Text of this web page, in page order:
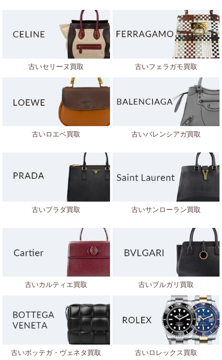
古いセリーヌ買取 古いフェラガモ買取
古いロエベ買取 古いバレンシアガ買取
古いプラダ買取 古いサンローラン買取
古いカルティエ買取 古いブルガリ買取
古いボッテガ・ヴェネタ買取 古いロレックス買取